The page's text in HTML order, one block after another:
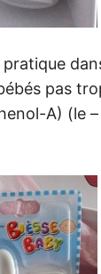
pas
A) (le –